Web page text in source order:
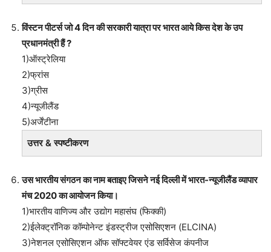
विंस्टन पीटर्स जो 4 दिन की सरकारी यात्रा पर भारत आये किस देश के उप
प्रधानमंत्री हैं ?
1)ऑस्ट्रेलिया
2)फ्रांस
3)ग्रीस
4)न्यूजीलैंड
5)अर्जेंटीना
उत्तर & स्पष्टीकरण
उस भारतीय संगठन का नाम बताइए जिसने नई दिल्ली में भारत-न्यूजीलैंड व्यापार
मंच 2020 का आयोजन किया।
1)भारतीय वाणिज्य और उद्योग महासंघ (फिक्की)
2)ईलेक्ट्रॉनिक कॉम्पोनेन्ट इंडस्ट्रीज एसोसिएशन (ELCINA)
3)नेशनल एसोसिएशन ऑफ सॉफ्टवेयर एंड सर्विसेज कंपनीज